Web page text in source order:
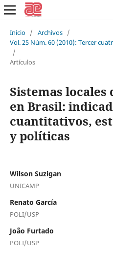
Inicio / Archivos /
Vol. 25 Núm. 60 (2010): Tercer
/
Artículos
Sistemas
en Brasil:
cuantitativos,
y políticas
Wilson Suzigan
UNICAMP
Renato García
POLI/USP
João Furtado
POLI/USP